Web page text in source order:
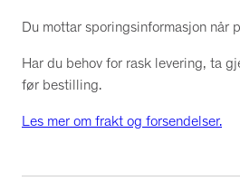
Du mottar sporingsinformasjon når
Har du behov for rask levering, ta
før bestilling.
Les mer om frakt og forsendelser.